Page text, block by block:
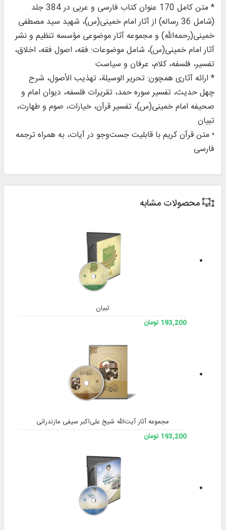
* متن کامل 170 عنوان کتاب فارسی و عربی در 384 جلد
(شامل 36 رساله) از آثار امام خمینی(س)، شهید سید مصطفی
خمینی(رحمه‌الله) و مجموعه آثار موضوعی مؤسسه تنظیم و نشر
آثار امام خمینی(س)، شامل موضوعات: فقه، اصول فقه، اخلاق،
تفسیر، فلسفه، کلام، عرفان و سیاست
* ارائه آثاری همچون: تحریر الوسیلة، تهذیب الأصول، شرح
چهل حدیث، تفسیر سوره حمد، تقریرات فلسفه، دیوان امام و
صحیفه امام خمینی(س)، تفسیر قرآن، خیارات، صوم و طهارت،
تبیان
• متن قرآن کریم با قابلیت جست‌وجو در آیات، به همراه ترجمه
فارسی
محصولات مشابه
193,200 تومان
مجموعه آثار آیت‌الله شیخ علی‌اکبر
کتاب‌ها (170)
دانلود نرم‌افزار
170 عنوان کتاب
ممکن است برخی کتاب ها چندزبانه باشند.